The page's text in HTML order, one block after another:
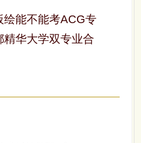
绘能不能考ACG专
华大学双专业合